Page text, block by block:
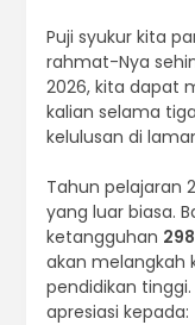
Puji syukur kita
rahmat-Nya
2026, kita dapat
kalian selama
kelulusan di
Tahun pelajaran
yang luar biasa.
ketangguhan
akan melangkah
pendidikan
apresiasi kepada: